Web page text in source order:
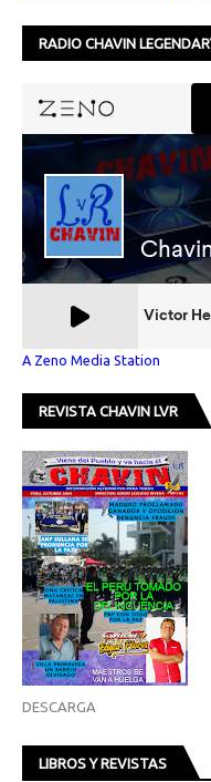
RADIO CHAVIN
A Zeno Media Station
REVISTA CHAVIN LVR
DESCARGA
LIBROS Y REVISTAS